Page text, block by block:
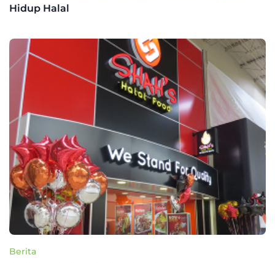
Hidup Halal
Berita